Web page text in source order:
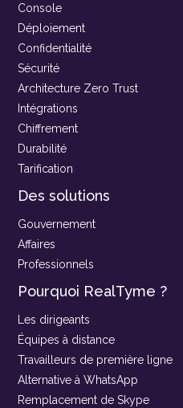
Console
Déploiement
Confidentialité
Sécurité
Architecture Zero Trust
Intégrations
Chiffrement
Durabilité
Tarification
Des solutions
Gouvernement
Affaires
Professionnels
Pourquoi RealTyme ?
Les dirigeants
Équipes à distance
Travailleurs de première ligne
Alternative à WhatsApp
Remplacement de Skype